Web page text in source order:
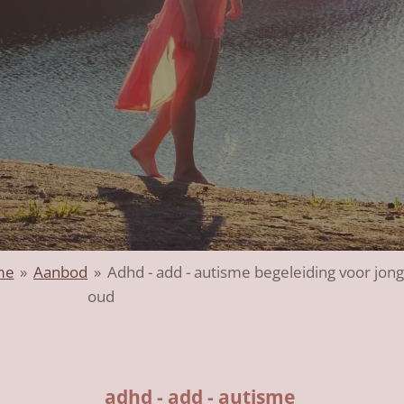
» Aanbod » Adhd - add - autisme begeleiding voor
oud
adhd - add - autisme